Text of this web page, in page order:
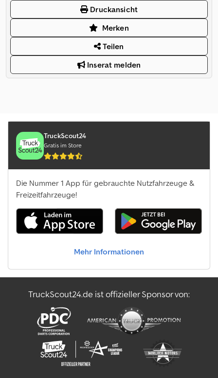
Druckansicht
Merken
Teilen
Inserat melden
TruckScout24
Gratis im Store
Die Nummer 1 App für gebrauchte Nutzfahrzeuge &
Freizeitfahrzeuge!
Mehr Informationen
TruckScout24.de ist offizieller Sponsor von: